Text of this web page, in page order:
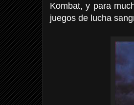
Kombat, y para
juegos de lucha